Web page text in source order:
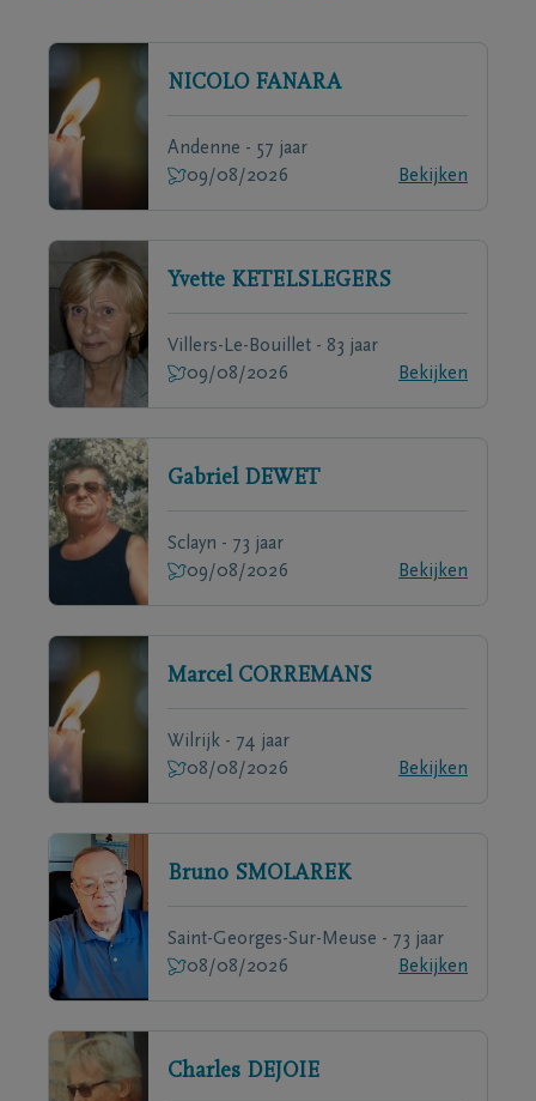
NICOLO FANARA
Andenne - 57 jaar
09/08/2026
Bekijken
Yvette KETELSLEGERS
Villers-Le-Bouillet - 83 jaar
09/08/2026
Bekijken
Gabriel DEWET
Sclayn - 73 jaar
09/08/2026
Bekijken
Marcel CORREMANS
Wilrijk - 74 jaar
08/08/2026
Bekijken
Bruno SMOLAREK
Saint-Georges-Sur-Meuse - 73 jaar
08/08/2026
Bekijken
Charles DEJOIE